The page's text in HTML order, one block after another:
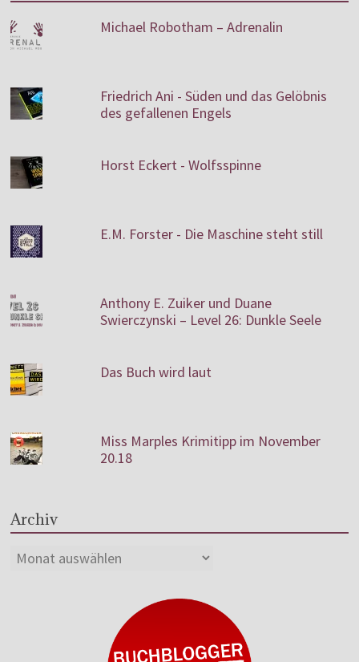
Michael Robotham – Adrenalin
Friedrich Ani - Süden und das Gelöbnis
des gefallenen Engels
Horst Eckert - Wolfsspinne
E.M. Forster - Die Maschine steht still
Anthony E. Zuiker und Duane
Swierczynski – Level 26: Dunkle Seele
Das Buch wird laut
Miss Marples Krimitipp im November
20.18
Archiv